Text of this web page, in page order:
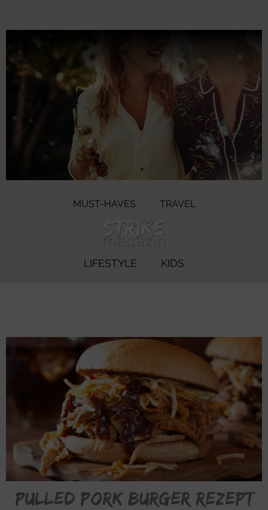
MUST-HAVES TRAVEL
LIFESTYLE KIDS
Pulled Pork Burger REZEPT